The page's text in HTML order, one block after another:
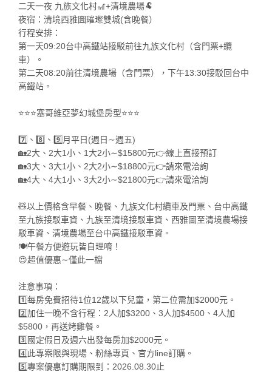
二天一夜 九族文化村🎢+清境農場🐏
夜宿：清境西雅圖璀璨雙城(含晚餐）
行程安排：
第一天09:20台中高鐵站接駁前往九族文化村（含門票+纜
車）。
第二天08:20前往清境農場（含門票），下午13:30接駁回台中
高鐵站。
⭐️⭐️⭐️塞哥維亞夢幻城堡房型⭐️⭐️⭐️
7️⃣、8️⃣、9️⃣月平日(週日∼週五)
🏡2大、2大1小、1大2小∼$15800元👉線上直接預訂
🏡3大、3大1小、2大2小∼$18800元👉請來電洽詢
🏡4大、4大1小、3大2小∼$21800元👉請來電洽詢
🧸以上價格含早餐、晚餐、九族文化村纜車及門票、台中高鐵
至九族接駁車資、九族至清境接駁車資、西雅圖至清境農場接
駁車資、清境農場至台中高鐵接駁車資。
🍽️午餐方便遊玩皆自理唷！
😍超值優惠∼僅此一檔
注意事項：
1️⃣每房免費招待1位12歲以下兒童，第二位需加$2000元。
2️⃣加住一晚不含行程：2人加$3200、3人加$4500、4人加
$5800，再送烤雞餐。
3️⃣國定假日及週六出發每房加$2000元。
4️⃣此專案限與現場、粉絲專頁、官方line訂購。
5️⃣專案優惠訂購期限到：2026.08.30止